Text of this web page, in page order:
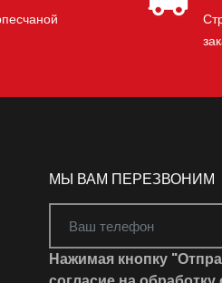
МЫ ВАМ ПЕРЕЗВОНИМ
Нажимая кнопку